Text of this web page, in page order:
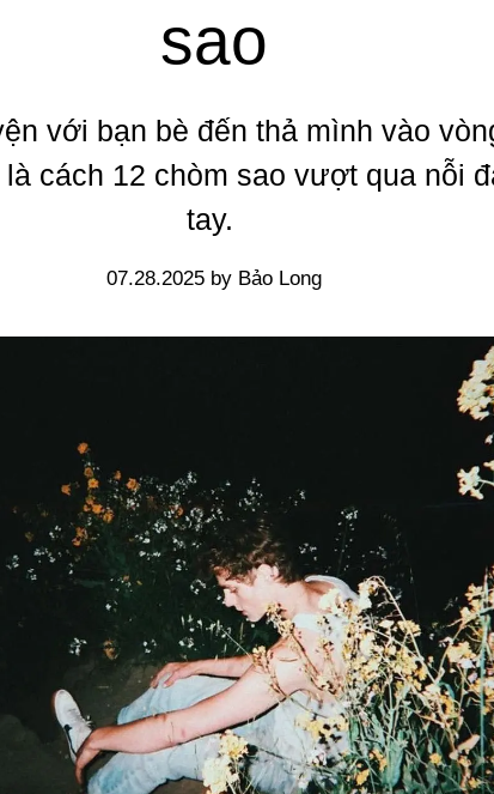
sao
với bạn bè đến thả mình vào
là cách 12 chòm sao vượt qua nỗi
tay.
07.28.2025 by Bảo Long